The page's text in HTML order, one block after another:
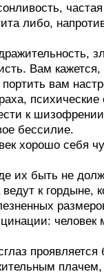
частая
либо,
Вам
вам
психические
к
бессилие.
хорошо себя
их быть не
к гордыне,
человек
проявляется
плачем,